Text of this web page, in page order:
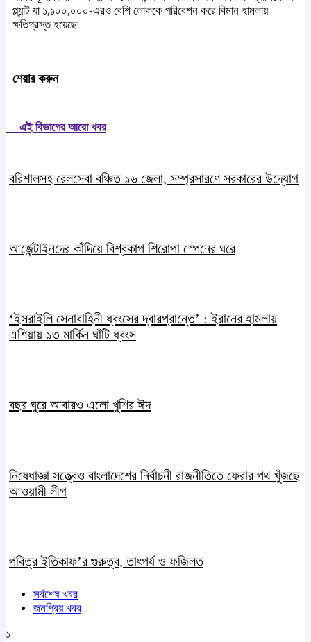
প্ল্যান্ট যা ১,১০০,০০০-এরও বেশি লোককে পরিবেশন করে বিমান হামলায়
ক্ষতিগ্রস্ত হয়েছে৷
শেয়ার করুন
এই বিভাগের আরো খবর
বরিশালসহ রেলসেবা বঞ্চিত ১৬ জেলা, সম্প্রসারণে সরকারের উদ্যোগ
আর্জেন্টাইনদের কাঁদিয়ে বিশ্বকাপ শিরোপা স্পেনের ঘরে
‘ইসরাইলি সেনাবাহিনী ধ্বংসের দ্বারপ্রান্তে’ : ইরানের হামলায়
এশিয়ায় ১৩ মার্কিন ঘাঁটি ধ্বংস
বছর ঘুরে আবারও এলো খুশির ঈদ
নিষেধাজ্ঞা সত্ত্বেও বাংলাদেশের নির্বাচনী রাজনীতিতে ফেরার পথ খুঁজছে
আওয়ামী লীগ
পবিত্র ইতিকাফ’র গুরুত্ব, তাৎপর্য ও ফজিলত
সর্বশেষ খবর
জনপ্রিয় খবর
১